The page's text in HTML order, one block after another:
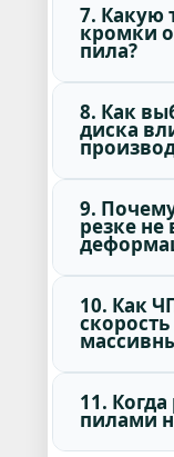
7. Какую
кромки
пила?
8. Как
диска
9.
резке не
10. Как
11.
пилами